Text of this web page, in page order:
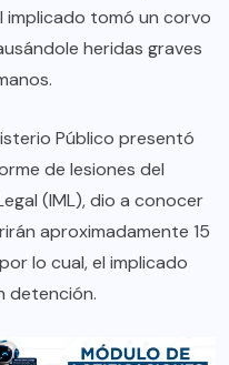
implicado tomó un corvo
heridas graves
Público presentó
de lesiones del
(IML), dio a conocer
aproximadamente 15
lo cual, el implicado
detención.